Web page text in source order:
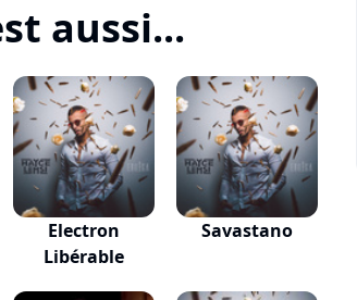
aussi...
Electron
Libérable
Savastano